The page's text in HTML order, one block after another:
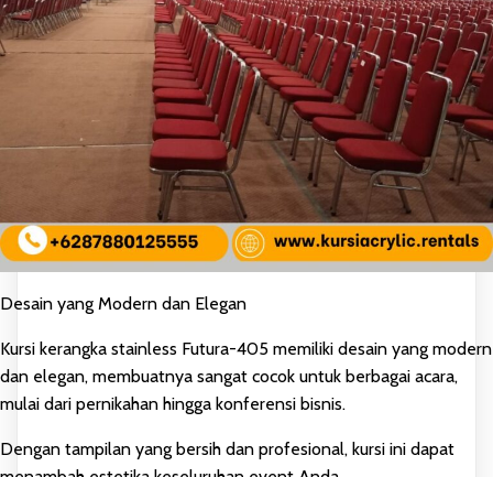
Desain yang Modern dan Elegan
Kursi kerangka stainless Futura-405 memiliki desain yang modern
dan elegan, membuatnya sangat cocok untuk berbagai acara,
mulai dari pernikahan hingga konferensi bisnis.
Dengan tampilan yang bersih dan profesional, kursi ini dapat